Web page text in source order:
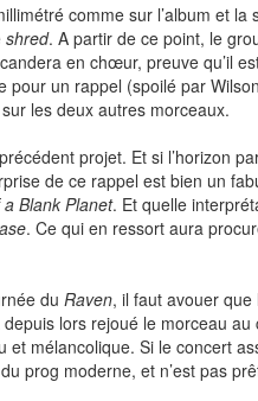
comme sur l’album et
shred. A partir de ce point, le
en chœur, preuve qu’il
pour un rappel (spoilé par
les deux autres morceaux.
projet. Et si l’horizon
de ce rappel est bien un
Blank Planet. Et quelle
. Ce qui en ressort aura
du Raven, il faut avouer que
lors rejoué le morceau au
et mélancolique. Si le concert
prog moderne, et n’est pas